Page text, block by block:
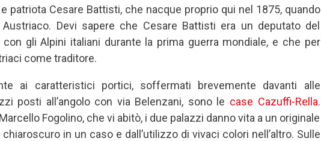
patriota Cesare Battisti, che nacque proprio qui nel 1875, quando
Devi sapere che Cesare Battisti era un deputato del
gli Alpini italiani durante la prima guerra mondiale, e che per
come traditore.
ai caratteristici portici, soffermati brevemente davanti alle
posti all’angolo con via Belenzani, sono le case Cazuffi-Rella.
Fogolino, che vi abitò, i due palazzi danno vita a un originale
in un caso e dall’utilizzo di vivaci colori nell’altro. Sulle